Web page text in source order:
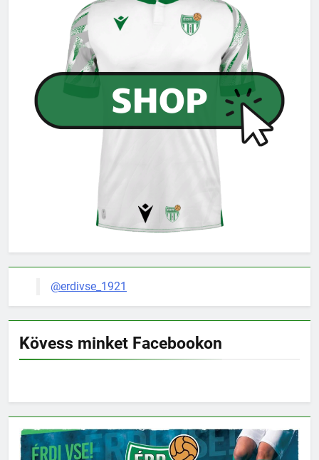
@erdivse_1921
Kövess minket Facebookon